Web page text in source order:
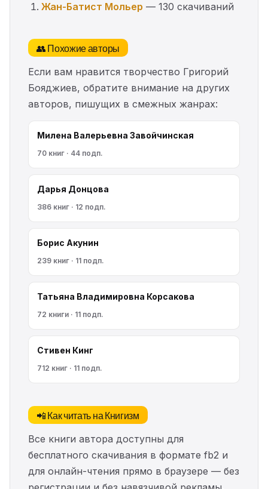
Жан-Батист Мольер — 130 скачиваний
👥 Похожие авторы
Если вам нравится творчество Григорий
Бояджиев, обратите внимание на других
авторов, пишущих в смежных жанрах:
Милена Валерьевна Завойчинская
70 книг · 44 подп.
Дарья Донцова
386 книг · 12 подп.
Борис Акунин
239 книг · 11 подп.
Татьяна Владимировна Корсакова
72 книги · 11 подп.
Стивен Кинг
712 книг · 11 подп.
📲 Как читать на Книгизм
Все книги автора доступны для
бесплатного скачивания в формате fb2 и
для онлайн-чтения прямо в браузере — без